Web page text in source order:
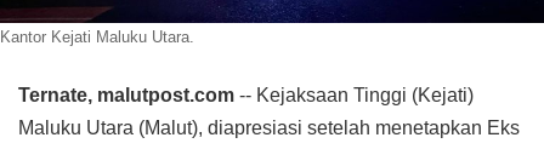
Kantor Kejati Maluku Utara.
Ternate, malutpost.com -- Kejaksaan Tinggi (Kejati)
Maluku Utara (Malut), diapresiasi setelah menetapkan Eks